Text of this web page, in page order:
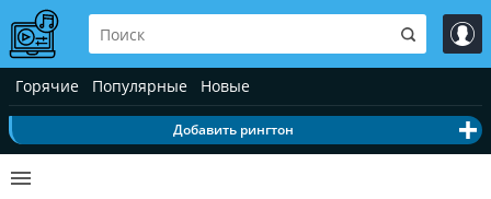
Горячие Популярные Новые
Добавить рингтон